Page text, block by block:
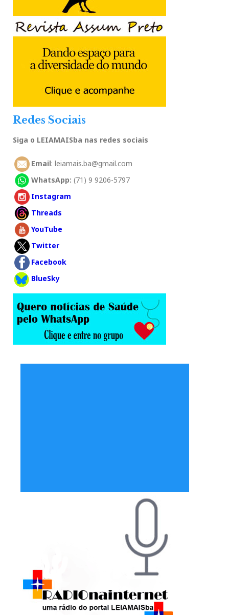
Redes Sociais
Siga o LEIAMAISba nas redes sociais
Email: leiamais.ba@gmail.com
WhatsApp: (71) 9 9206-5797
Instagram
Threads
YouTube
Twitter
Facebook
BlueSky